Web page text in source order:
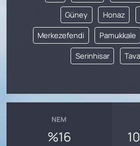
Güney Honaz
Merkezefendi Pamukkale
Serinhisar
NEM
%16